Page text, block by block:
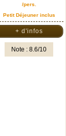
/pers.
Petit Déjeuner inclus
+ d'infos
Note : 8.6/10